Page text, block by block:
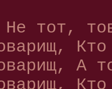
тот,
Кто
А
Кто